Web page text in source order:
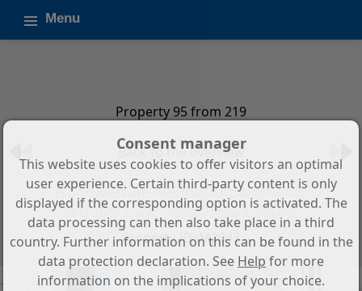
Menu
Property 95 from 219
Back to the overview
Hochwertige Neubau-Apartments
in guter Lage nahe Rosa Lagune
Property ID: M2043
Consent manager
This website uses cookies to offer visitors an optimal
user experience. Certain third-party content is only
displayed if the corresponding option is activated. The
data processing can then also take place in a third
country. Further information on this can be found in the
data protection declaration. See Help for more
information on the implications of your choice.